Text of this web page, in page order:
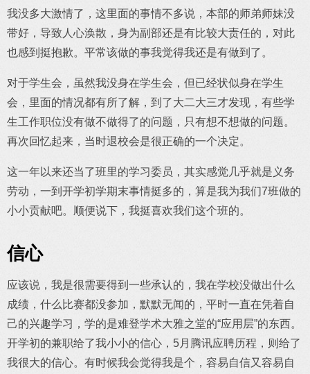
我没多大激情了，这里面的事情不多说，本部的师弟师妹没
带好，导致人心涣散，身为副部还是有比较大责任的，对此
也感到挺抱歉。平常该做的事我觉得我还是有做到了。
对于学生会，虽然我没身在学生会，但已经状似身在学生
会，里面的情况都有所了解，到了大二大三才发现，有些学
生工作职位没有做不做得了的问题，只有想不想做的问题。
再次回忆起来，当时退校会是很正确的一个决定。
这一年以来还当了班里的学习委员，其实感觉几乎就是义务
劳动，一到开学初学期末事情挺多的，算是我为我们7班做的
小小贡献吧。顺便说下，我挺喜欢我们这个班的。
信心
应该说，我是很需要得到一些承认的，我在学校没做出什么
成绩，什么比赛都没参加，默默无闻的，平时一直在凭着自
己的兴趣学习，学的是难登学术大雅之堂的“应用层”的东西。
开学初的兼职给了我小小的信心，5月腾讯应聘历程，则给了
我很大的信心。有时候我会觉得我是个，容易自信又容易自